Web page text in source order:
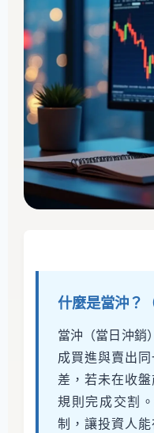
什麼是當沖？
當沖（當日沖銷
成買進與賣出
差，若未在收
規則完成交割
制，讓投資人